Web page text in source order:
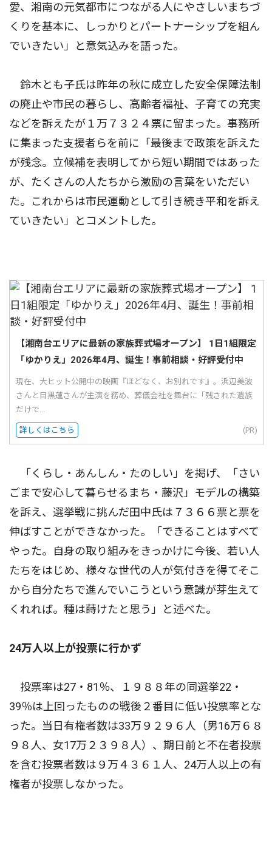
愛、湘南の元気都市につながる人にやさしいまちづ
くりを基本に、しっかりとパートナーシップを組ん
でいきたい」と意気込みを語った。
鈴木とも子氏は昨年の秋に成立した安全保障法制
の廃止や市民の暮らし、高齢者福祉、子育ての充実
などを訴えたが１万７３２４票に留まった。事務所
に集まった支援者らを前に「最後まで政策を訴えた
が残念。立候補を表明してから短い期間ではあった
が、たくさんの人たちから激励の言葉をいただい
た。これからは市民運動として引き続き平和を訴え
ていきたい」とコメントした。
【湘南台エリアに最新の家族葬式場オープン】 1日1組限定
「ゆかりえ」2026年4月、誕生！事前相談・好評受付中
現在、大ヒット公開中の映画『ほどなく、お別れです』。浜辺美波
さんと目黒蓮さんが主演を務め、葬儀会社を舞台に「残された遺族
だけで...
詳しくはこちら (PR)
「くらし・あんしん・たのしい」を掲げ、「さい
ごまで安心して暮らせるまち・藤沢」モデルの構築
を訴え、選挙戦に挑んだ田中氏は７３６６票と票を
伸ばすことができなかった。「できることはすべて
やった。自身の取り組みをきっかけに今後、若い人
たちをはじめ、様々な世代の人が気付きを得てそこ
から自分たちで進んでいこうという意識が芽生えて
くれれば。種は蒔けたと思う」と述べた。
24万人以上が投票に行かず
投票率は27・81％、１９８８年の同選挙22・
39％は上回ったものの戦後２番目に低い投票率とな
った。当日有権者数は33万９２９６人（男16万６８
９８人、女17万２３９８人）、期日前と不在者投票
を含む投票者数は９万４３６１人、24万人以上の有
権者が投票しなかった。